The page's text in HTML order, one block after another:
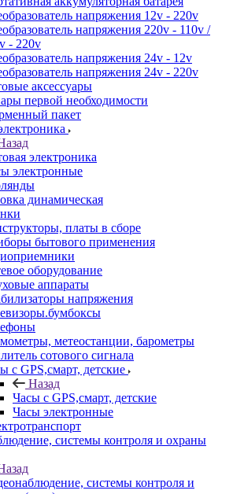
напряжения 12v - 220v
напряжения 220v - 110v /
- 220v
напряжения 24v - 12v
напряжения 24v - 220v
аксессуары
первой необходимости
пакет
электроника
электронные
динамическая
платы в сборе
бытового применения
оборудование
аппараты
напряжения
метеостанции, барометры
сотового сигнала
с GPS,смарт, детские
Назад
Часы с GPS,смарт, детские
Часы электронные
системы контроля и охраны
системы контроля и